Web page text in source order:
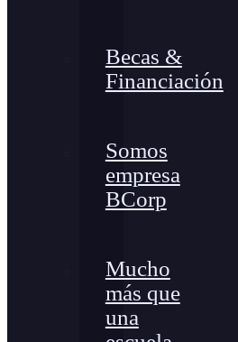
Becas &
Financiación
Somos
empresa
BCorp
Mucho
más que
una